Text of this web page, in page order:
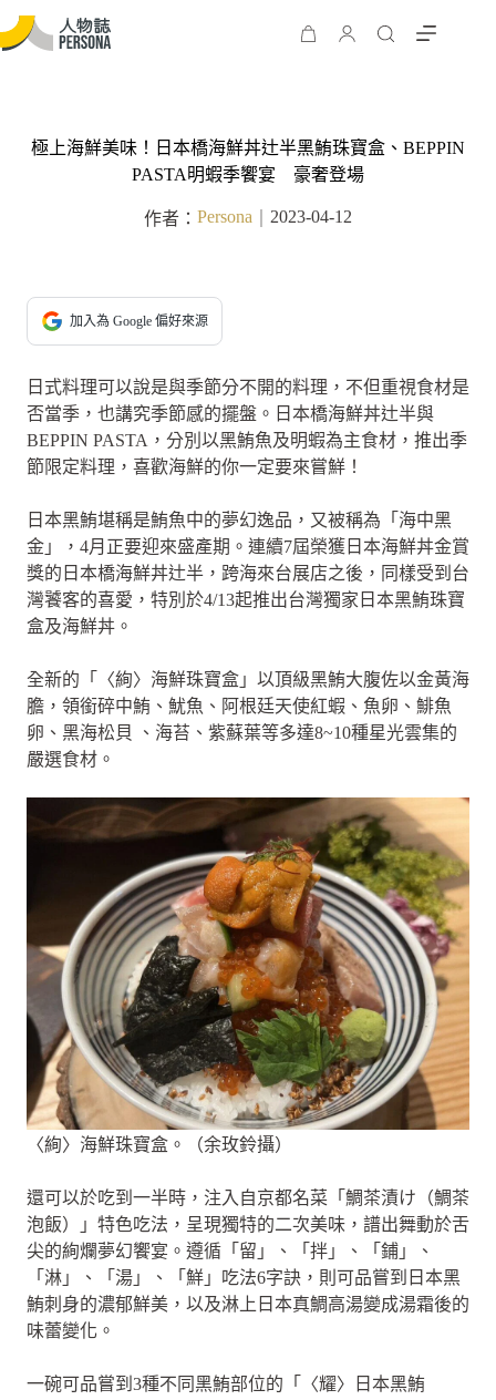
極上海鮮美味！日本橋海鮮丼辻半黑鮪珠寶盒、BEPPIN
PASTA明蝦季饗宴 豪奢登場
作者： Persona 2023-04-12
加入為 Google 偏好來源
日式料理可以說是與季節分不開的料理，不但重視食材是
否當季，也講究季節感的擺盤。日本橋海鮮丼辻半與
BEPPIN PASTA，分別以黑鮪魚及明蝦為主食材，推出季
節限定料理，喜歡海鮮的你一定要來嘗鮮！
日本黑鮪堪稱是鮪魚中的夢幻逸品，又被稱為「海中黑
金」，4月正要迎來盛產期。連續7屆榮獲日本海鮮丼金賞
獎的日本橋海鮮丼辻半，跨海來台展店之後，同樣受到台
灣饕客的喜愛，特別於4/13起推出台灣獨家日本黑鮪珠寶
盒及海鮮丼。
全新的「〈絢〉海鮮珠寶盒」以頂級黑鮪大腹佐以金黃海
膽，領銜碎中鮪、魷魚、阿根廷天使紅蝦、魚卵、鯡魚
卵、黑海松貝 、海苔、紫蘇葉等多達8~10種星光雲集的
嚴選食材。
〈絢〉海鮮珠寶盒。（余玫鈴攝）
還可以於吃到一半時，注入自京都名菜「鯛茶漬け（鯛茶
泡飯）」特色吃法，呈現獨特的二次美味，譜出舞動於舌
尖的絢爛夢幻饗宴。遵循「留」、「拌」、「鋪」、
「淋」、「湯」、「鮮」吃法6字訣，則可品嘗到日本黑
鮪刺身的濃郁鮮美，以及淋上日本真鯛高湯變成湯霜後的
味蕾變化。
一碗可品嘗到3種不同黑鮪部位的「〈耀〉日本黑鮪